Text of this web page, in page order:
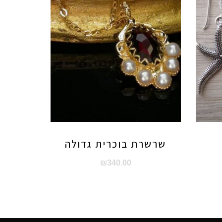
שרשרת בוכרית גדולה
₪340.00